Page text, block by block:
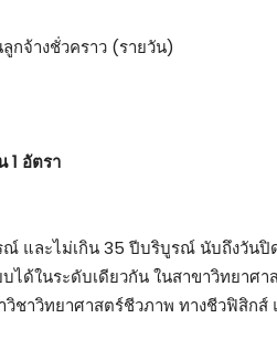
กจ้างชั่วคราว (รายวัน)
1 อัตรา
ณ์ และไม่เกิน 35 ปีบริบูรณ์ นับถึงวัน
ด้ในระดับเดียวกัน ในสาขาวิทยาศา
ชาวิทยาศาสตร์ชีวภาพ ทางชีวฟิสิก